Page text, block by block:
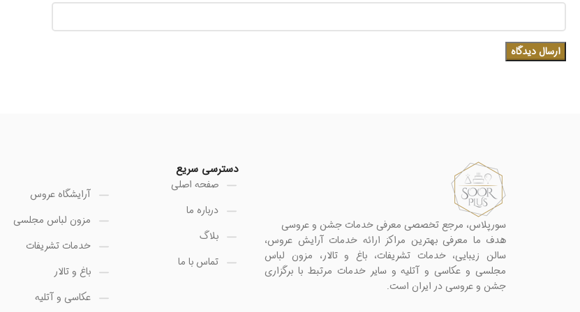
سورپلاس، مرجع تخصصی معرفی خدمات جشن و عروسی
هدف ما معرفی بهترین مراکز ارائه خدمات آرایش عروس،
سالن زیبایی، خدمات تشریفات، باغ و تالار، مزون لباس
مجلسی و عکاسی و آتلیه و سایر خدمات مرتبط با برگزاری
جشن و عروسی در ایران است.
دسترسی سریع
صفحه اصلی
درباره ما
بلاگ
تماس با ما
آرایشگاه عروس
مزون لباس مجلسی
خدمات تشریفات
باغ و تالار
عکاسی و آتلیه